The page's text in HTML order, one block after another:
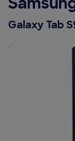
Galaxy Tab